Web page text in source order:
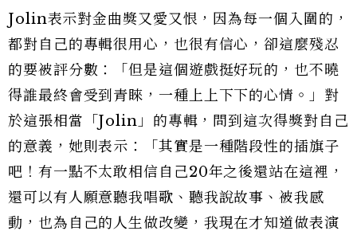
Jolin表示對金曲獎又愛又恨，因為每一個入圍的，
都對自己的專輯很用心，也很有信心，卻這麼殘忍
的要被評分數：「但是這個遊戲挺好玩的，也不曉
得誰最終會受到青睞，一種上上下下的心情。」對
於這張相當「Jolin」的專輯，問到這次得獎對自己
的意義，她則表示：「其實是一種階段性的插旗子
吧！有一點不太敢相信自己20年之後還站在這裡，
還可以有人願意聽我唱歌、聽我說故事、被我感
動，也為自己的人生做改變，我現在才知道做表演